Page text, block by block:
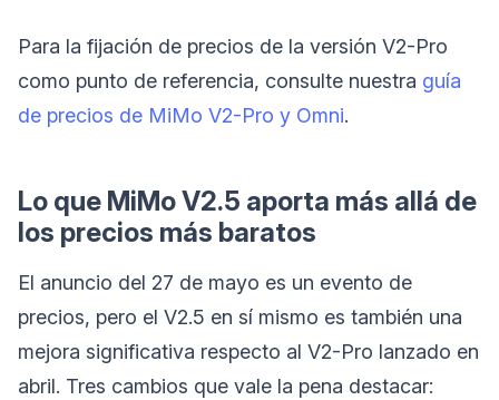
Para la fijación de precios de la versión V2-Pro
como punto de referencia, consulte nuestra guía
de precios de MiMo V2-Pro y Omni.
Lo que MiMo V2.5 aporta más allá de
los precios más baratos
El anuncio del 27 de mayo es un evento de
precios, pero el V2.5 en sí mismo es también una
mejora significativa respecto al V2-Pro lanzado en
abril. Tres cambios que vale la pena destacar: